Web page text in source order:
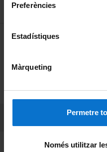
Preferències
Estadístiques
Màrqueting
Permetre
Només utilitzar
Fundadora de la